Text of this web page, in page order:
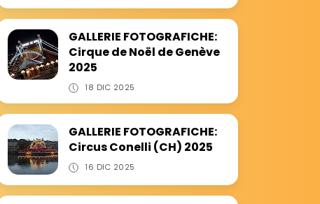
GALLERIE FOTOGRAFICHE:
Cirque de Noël de Genève
2025
18 DIC 2025
GALLERIE FOTOGRAFICHE:
Circus Conelli (CH) 2025
16 DIC 2025